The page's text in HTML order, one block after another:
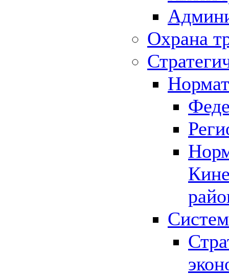
Охрана